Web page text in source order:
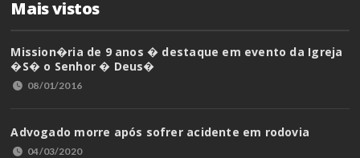
Mais vistos
Mission�ria de 9 anos � destaque em evento da Igreja
�S� o Senhor � Deus�
08/01/2016
Advogado morre após sofrer acidente em rodovia
04/03/2020